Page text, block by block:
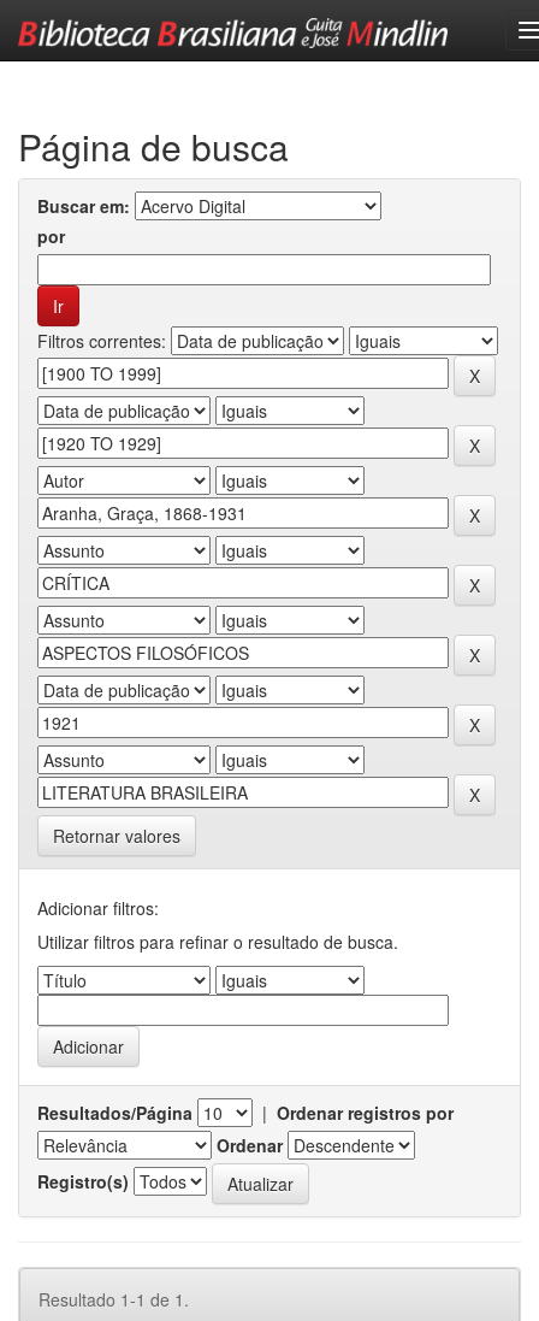
Página de busca
Buscar em:
por
Filtros correntes:
Retornar valores
Adicionar filtros:
Utilizar filtros para refinar o resultado de busca.
Resultados/Página | Ordenar registros por
Ordenar
Registro(s)
Resultado 1-1 de 1.